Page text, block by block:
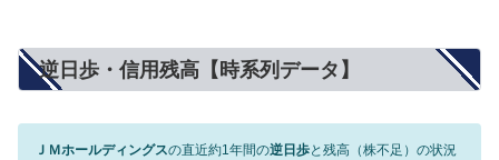
逆日歩・信用残高【時系列データ】
ＪＭホールディングスの直近約1年間の逆日歩と残高（株不足）の状況